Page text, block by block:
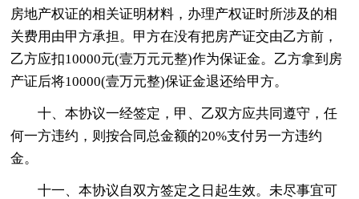
房地产权证的相关证明材料，办理产权证时所涉及的相
关费用由甲方承担。甲方在没有把房产证交由乙方前，
乙方应扣10000元(壹万元元整)作为保证金。乙方拿到房
产证后将10000(壹万元整)保证金退还给甲方。
十、本协议一经签定，甲、乙双方应共同遵守，任
何一方违约，则按合同总金额的20%支付另一方违约
金。
十一、本协议自双方签定之日起生效。未尽事宜可